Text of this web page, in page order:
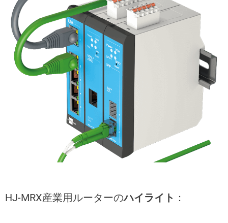
HJ-MRX産業用ルーターのハイライト ：